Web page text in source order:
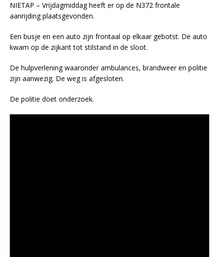
NIETAP – Vrijdagmiddag heeft er op de N372 frontale
aanrijding plaatsgevonden.
Een busje en een auto zijn frontaal op elkaar gebotst. De auto
kwam op de zijkant tot stilstand in de sloot.
De hulpverlening waaronder ambulances, brandweer en politie
zijn aanwezig. De weg is afgesloten.
De politie doet onderzoek.